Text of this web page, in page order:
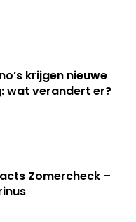
krijgen nieuwe
wat verandert er?
Zomercheck –